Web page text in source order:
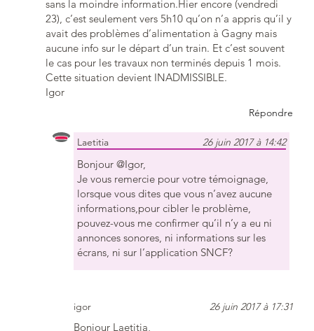
sans la moindre information.Hier encore (vendredi
23), c’est seulement vers 5h10 qu’on n’a appris qu’il y
avait des problèmes d’alimentation à Gagny mais
aucune info sur le départ d’un train. Et c’est souvent
le cas pour les travaux non terminés depuis 1 mois.
Cette situation devient INADMISSIBLE.
Igor
Répondre
Laetitia 26 juin 2017 à 14:42
Bonjour @Igor,
Je vous remercie pour votre témoignage,
lorsque vous dites que vous n’avez aucune
informations,pour cibler le problème,
pouvez-vous me confirmer qu’il n’y a eu ni
annonces sonores, ni informations sur les
écrans, ni sur l’application SNCF?
igor 26 juin 2017 à 17:31
Bonjour Laetitia,